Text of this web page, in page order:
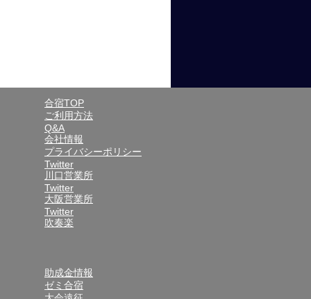
合宿TOP
ご利用方法
Q&A
会社情報
プライバシーポリシー
Twitter
川口営業所
Twitter
大阪営業所
Twitter
吹奏楽
助成金情報
ゼミ合宿